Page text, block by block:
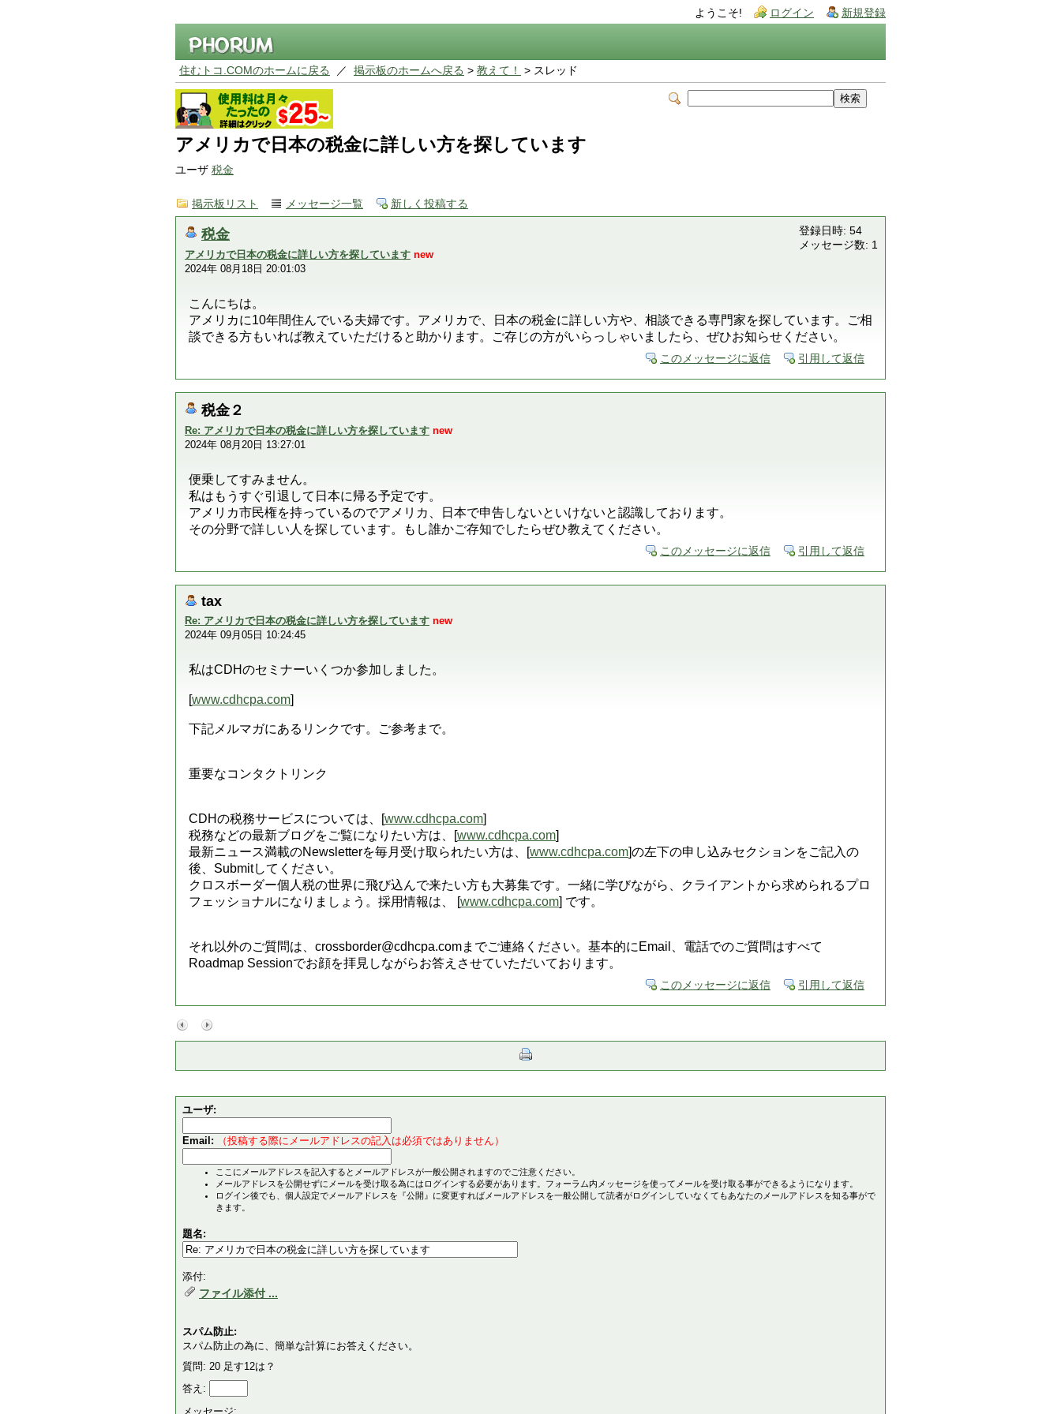
ようこそ! ログイン 新規登録
住むトコ.COMのホームに戻る ／ 掲示板のホームへ戻る > 教えて！ > スレッド
アメリカで日本の税金に詳しい方を探しています
ユーザ 税金
掲示板リスト メッセージ一覧 新しく投稿する
税金
アメリカで日本の税金に詳しい方を探しています new
2024年 08月18日 20:01:03
登録日時: 54
メッセージ数: 1
こんにちは。
アメリカに10年間住んでいる夫婦です。アメリカで、日本の税金に詳しい方や、相談できる専門家を探しています。ご相
談できる方もいれば教えていただけると助かります。ご存じの方がいらっしゃいましたら、ぜひお知らせください。
このメッセージに返信 引用して返信
税金２
Re: アメリカで日本の税金に詳しい方を探しています new
2024年 08月20日 13:27:01
便乗してすみません。
私はもうすぐ引退して日本に帰る予定です。
アメリカ市民権を持っているのでアメリカ、日本で申告しないといけないと認識しております。
その分野で詳しい人を探しています。もし誰かご存知でしたらぜひ教えてください。
このメッセージに返信 引用して返信
tax
Re: アメリカで日本の税金に詳しい方を探しています new
2024年 09月05日 10:24:45
私はCDHのセミナーいくつか参加しました。
[www.cdhcpa.com]
下記メルマガにあるリンクです。ご参考まで。
重要なコンタクトリンク
CDHの税務サービスについては、[www.cdhcpa.com]
税務などの最新ブログをご覧になりたい方は、[www.cdhcpa.com]
最新ニュース満載のNewsletterを毎月受け取られたい方は、[www.cdhcpa.com]の左下の申し込みセクションをご記入の
後、Submitしてください。
クロスボーダー個人税の世界に飛び込んで来たい方も大募集です。一緒に学びながら、クライアントから求められるプロ
フェッショナルになりましょう。採用情報は、 [www.cdhcpa.com] です。
それ以外のご質問は、crossborder@cdhcpa.comまでご連絡ください。基本的にEmail、電話でのご質問はすべて
Roadmap Sessionでお顔を拝見しながらお答えさせていただいております。
このメッセージに返信 引用して返信
ユーザ:
Email: （投稿する際にメールアドレスの記入は必須ではありません）
ここにメールアドレスを記入するとメールアドレスが一般公開されますのでご注意ください。
メールアドレスを公開せずにメールを受け取る為にはログインする必要があります。フォーラム内メッセージを使ってメールを受け取る事ができるようになります。
ログイン後でも、個人設定でメールアドレスを『公開』に変更すればメールアドレスを一般公開して読者がログインしていなくてもあなたのメールアドレスを知る事がで
きます。
題名:
添付:
ファイル添付 ...
スパム防止:
スパム防止の為に、簡単な計算にお答えください。
質問: 20 足す12は？
答え:
メッセージ: